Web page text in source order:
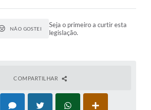
NÃO GOSTEI
Seja o primeiro a curtir esta
legislação.
COMPARTILHAR